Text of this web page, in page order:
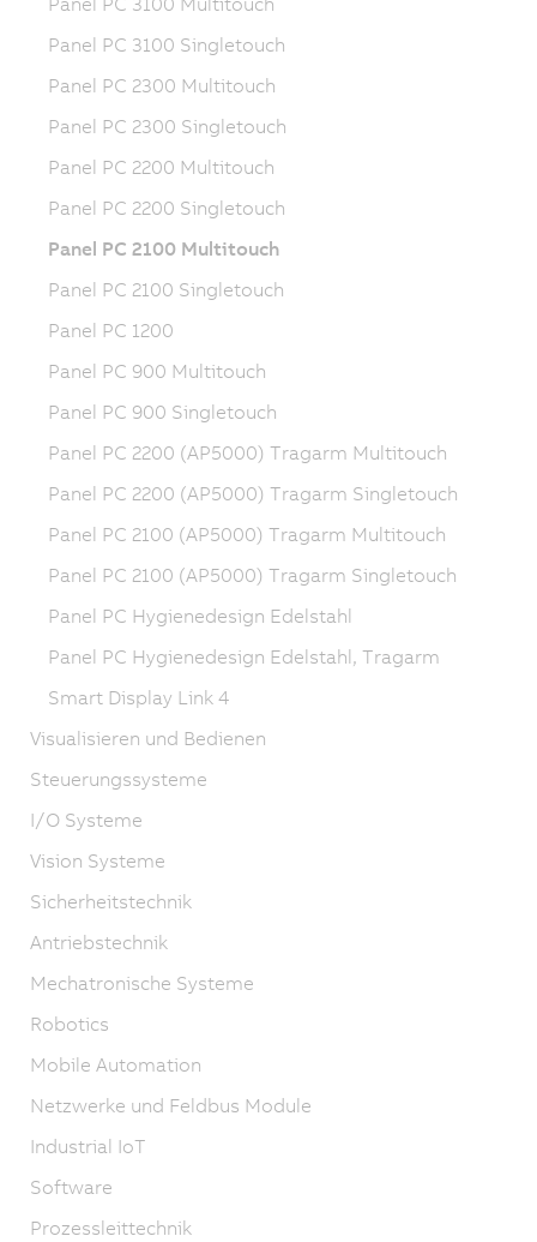
Panel PC 3100 Singletouch
Panel PC 2300 Multitouch
Panel PC 2300 Singletouch
Panel PC 2200 Multitouch
Panel PC 2200 Singletouch
Panel PC 2100 Multitouch
Panel PC 2100 Singletouch
Panel PC 1200
Panel PC 900 Multitouch
Panel PC 900 Singletouch
Panel PC 2200 (AP5000) Tragarm Multitouch
Panel PC 2200 (AP5000) Tragarm Singletouch
Panel PC 2100 (AP5000) Tragarm Multitouch
Panel PC 2100 (AP5000) Tragarm Singletouch
Panel PC Hygienedesign Edelstahl
Panel PC Hygienedesign Edelstahl, Tragarm
Smart Display Link 4
Visualisieren und Bedienen
Steuerungssysteme
I/O Systeme
Vision Systeme
Sicherheitstechnik
Antriebstechnik
Mechatronische Systeme
Robotics
Mobile Automation
Netzwerke und Feldbus Module
Industrial IoT
Software
Prozessleittechnik